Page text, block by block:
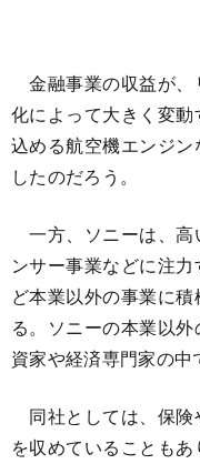
金融事業の収益が、
化によって大きく変
込める航空機エンジ
したのだろう。
一方、ソニーは、高
ンサー事業などに注
ど本業以外の事業に
る。ソニーの本業以
資家や経済専門家の中
同社としては、保険
を収めていることも